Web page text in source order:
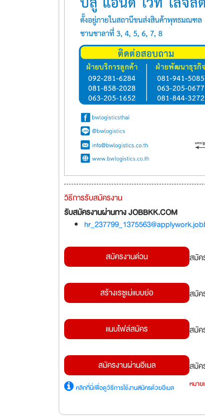
วิธีการรับสมัครงาน
รับสมัครงานผ่านทาง JOBBKK.COM
สมัครงานด่วน สมัค
สร้างเรซูเม่แบบย่อ สมัค
แนบไฟล์สมัคร สมัค
สมัครงานผ่านอีเมล
คลิกที่นี่เพื่อดูวิธีการใช้งานสมัครด้วยอีเมล
สมัค
หมาย